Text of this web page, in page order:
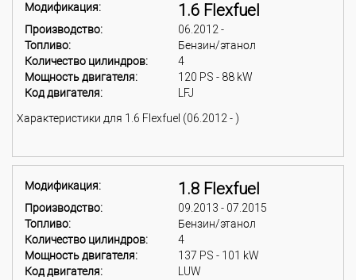
Модификация: 1.6 Flexfuel
Производство:
06.2012 -
Топливо:
Бензин/этанол
Количество цилиндров:
4
Мощность двигателя:
120 PS - 88 kW
Код двигателя:
LFJ
Характеристики для 1.6 Flexfuel (06.2012 - )
Модификация: 1.8 Flexfuel
Производство:
09.2013 - 07.2015
Топливо:
Бензин/этанол
Количество цилиндров:
4
Мощность двигателя:
137 PS - 101 kW
Код двигателя:
LUW